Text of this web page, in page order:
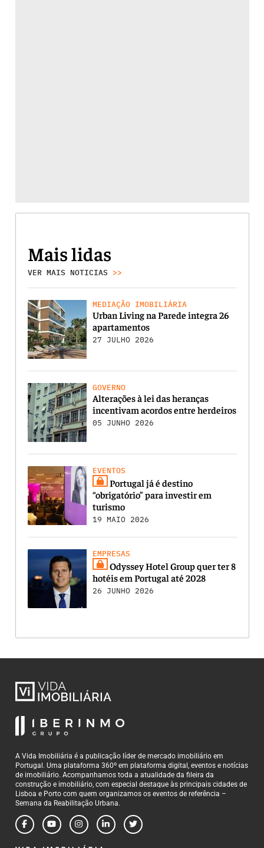
Mais lidas
VER MAIS NOTICIAS >>
MEDIAÇÃO IMOBILIÁRIA
Urban Living na Parede integra 26
apartamentos
27 JULHO 2026
GOVERNO
Alterações à lei das heranças
incentivam acordos entre herdeiros
05 JUNHO 2026
EVENTOS
Portugal já é destino
“obrigatório” para investir em
turismo
19 MAIO 2026
EMPRESAS
Odyssey Hotel Group quer ter 8
hotéis em Portugal até 2028
26 JUNHO 2026
A Vida Imobiliária é a publicação líder de mercado imobiliário em
Portugal. Uma plataforma 360º em plataforma digital, eventos e notícias
de imobiliário. Acompanhamos toda a atualidade da fileira da
construção e imobiliário, com especial destaque às principais cidades de
Lisboa e Porto com quem organizamos os eventos de referência –
Semana da Reabilitação Urbana.